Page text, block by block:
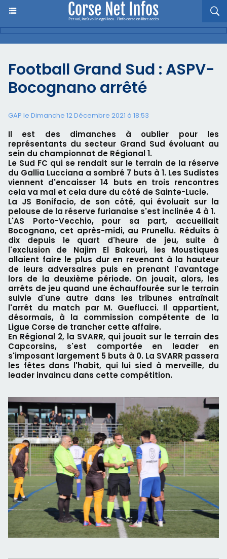
Football Grand Sud : ASPV-
Bocognano arrêté
GAP le Dimanche 12 Décembre 2021 à 18:53
Il est des dimanches à oublier pour les
représentants du secteur Grand Sud évoluant au
sein du championnat de Régional 1.
Le Sud FC qui se rendait sur le terrain de la réserve
du Gallia Lucciana a sombré 7 buts à 1. Les Sudistes
viennent d'encaisser 14 buts en trois rencontres
cela va mal et cela dure du côté de Sainte-Lucie.
La JS Bonifacio, de son côté, qui évoluait sur la
pelouse de la réserve furianaise s'est inclinée 4 à 1.
L'AS Porto-Vecchio, pour sa part, accueillait
Bocognano, cet après-midi, au Prunellu. Réduits à
dix depuis le quart d'heure de jeu, suite à
l'exclusion de Najim El Bakouri, les Moustiques
allaient faire le plus dur en revenant à la hauteur
de leurs adversaires puis en prenant l'avantage
lors de la deuxième période. On jouait, alors, les
arrêts de jeu quand une échauffourée sur le terrain
suivie d'une autre dans les tribunes entraînait
l'arrêt du match par M. Gueflucci. Il appartient,
désormais, à la commission compétente de la
Ligue Corse de trancher cette affaire.
En Régional 2, la SVARR, qui jouait sur le terrain des
Capcorsins, s'est comportée en leader en
s'imposant largement 5 buts à 0. La SVARR passera
les fêtes dans l'habit, qui lui sied à merveille, du
leader invaincu dans cette compétition.